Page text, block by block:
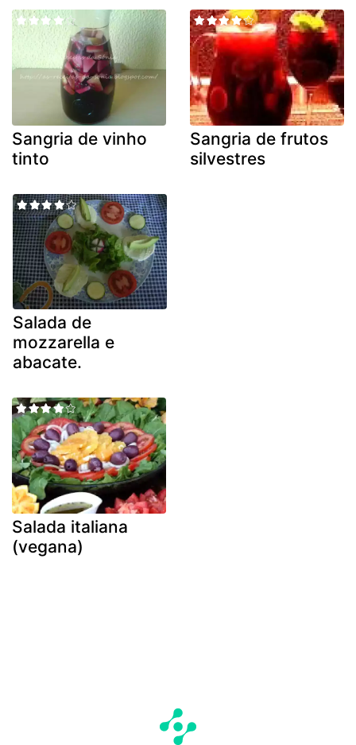
Sangria de vinho
tinto
Sangria de frutos
silvestres
Salada de
mozzarella e
abacate.
Salada italiana
(vegana)